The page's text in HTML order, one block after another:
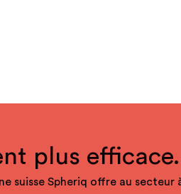
plus efficace.
suisse Spheriq offre au